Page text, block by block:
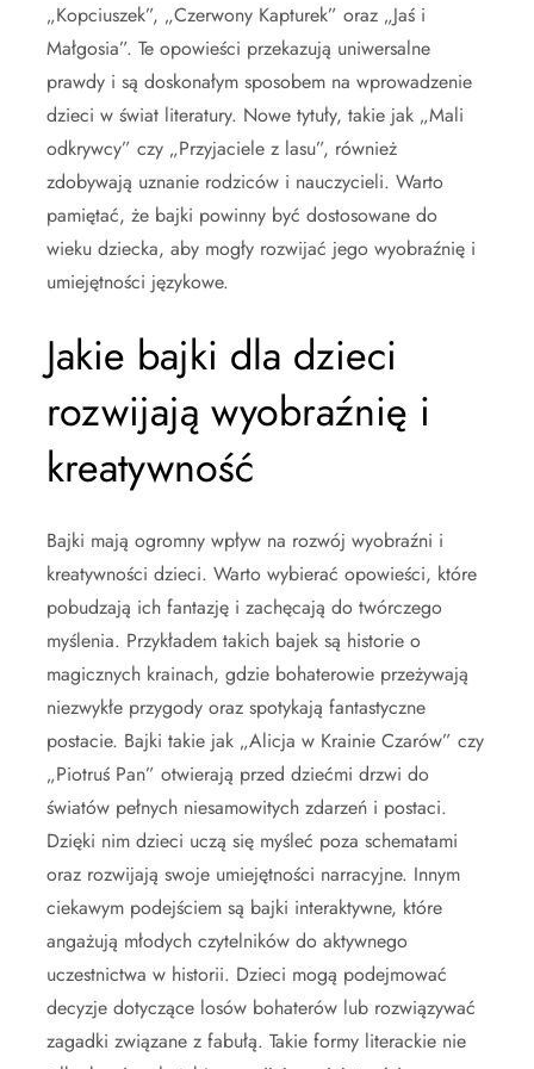
„Kopciuszek”, „Czerwony Kapturek” oraz „Jaś i
Małgosia”. Te opowieści przekazują uniwersalne
prawdy i są doskonałym sposobem na wprowadzenie
dzieci w świat literatury. Nowe tytuły, takie jak „Mali
odkrywcy” czy „Przyjaciele z lasu”, również
zdobywają uznanie rodziców i nauczycieli. Warto
pamiętać, że bajki powinny być dostosowane do
wieku dziecka, aby mogły rozwijać jego wyobraźnię i
umiejętności językowe.
Jakie bajki dla dzieci
rozwijają wyobraźnię i
kreatywność
Bajki mają ogromny wpływ na rozwój wyobraźni i
kreatywności dzieci. Warto wybierać opowieści, które
pobudzają ich fantazję i zachęcają do twórczego
myślenia. Przykładem takich bajek są historie o
magicznych krainach, gdzie bohaterowie przeżywają
niezwykłe przygody oraz spotykają fantastyczne
postacie. Bajki takie jak „Alicja w Krainie Czarów” czy
„Piotruś Pan” otwierają przed dziećmi drzwi do
światów pełnych niesamowitych zdarzeń i postaci.
Dzięki nim dzieci uczą się myśleć poza schematami
oraz rozwijają swoje umiejętności narracyjne. Innym
ciekawym podejściem są bajki interaktywne, które
angażują młodych czytelników do aktywnego
uczestnictwa w historii. Dzieci mogą podejmować
decyzje dotyczące losów bohaterów lub rozwiązywać
zagadki związane z fabułą. Takie formy literackie nie